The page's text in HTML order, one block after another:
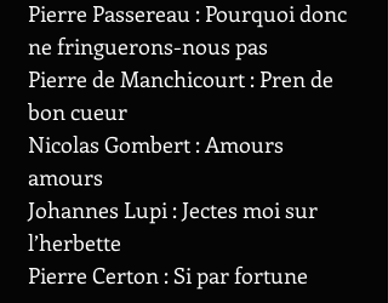
Pierre Passereau : Pourquoi donc
ne fringuerons-nous pas
Pierre de Manchicourt : Pren de
bon cueur
Nicolas Gombert : Amours
amours
Johannes Lupi : Jectes moi sur
l’herbette
Pierre Certon : Si par fortune